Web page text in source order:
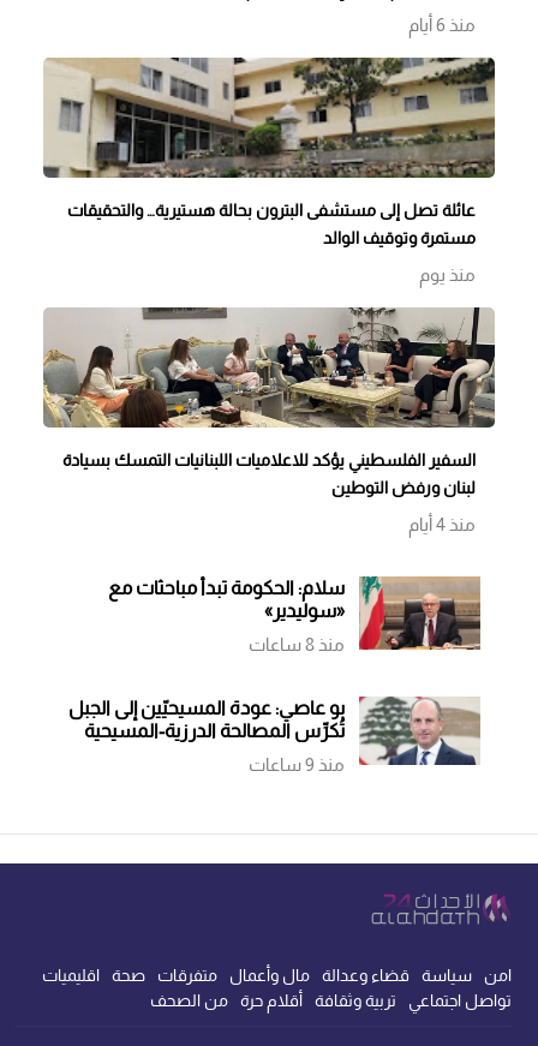
منذ 6 أيام
عائلة تصل إلى مستشفى البترون بحالة هستيرية… والتحقيقات
مستمرة وتوقيف الوالد
منذ يوم
السفير الفلسطيني يؤكد للاعلاميات اللبنانيات التمسك بسيادة
لبنان ورفض التوطين
منذ 4 أيام
سلام: الحكومة تبدأ مباحثات مع
«سوليدير»
منذ 8 ساعات
بو عاصي: عودة المسيحيّين إلى الجبل
تُكرِّس المصالحة الدرزية-المسيحية
منذ 9 ساعات
امن سياسة قضاء وعدالة مال وأعمال متفرقات صحة
اقليميات
تواصل اجتماعي
تربية وثقافة أقلام حرة من الصحف